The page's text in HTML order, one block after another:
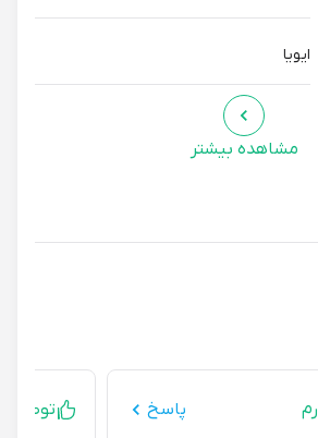
مشاهده بیشتر
پاسخ توصیه ای